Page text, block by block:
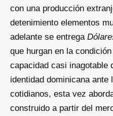
con una producción
detenimiento elementos
adelante se entrega
que hurgan en la
capacidad casi inagotable
identidad dominicana
cotidianos, esta vez
construido a partir del